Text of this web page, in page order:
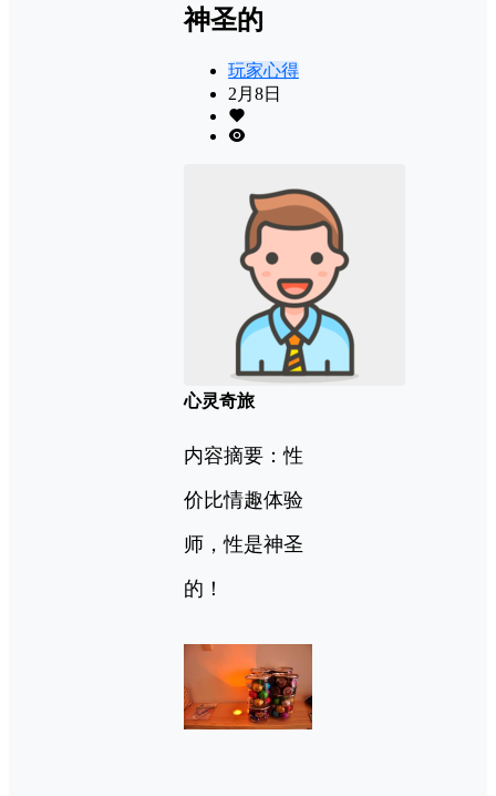
神圣的
玩家心得
2月8日
心灵奇旅
内容摘要：性
价比情趣体验
师，性是神圣
的！